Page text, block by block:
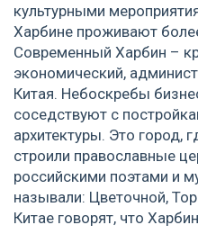
культурными
Харбине проживают
Современный Харбин –
экономический,
Китая. Небоскребы
соседствуют с
архитектуры. Это город,
строили православные
российскими поэтами и
называли: Цветочной,
Китае говорят, что